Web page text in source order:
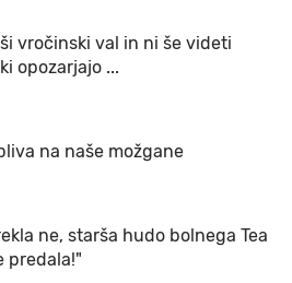
vročinski val in ni še videti
opozarjajo ...
na naše možgane
ne, starša hudo bolnega Tea
predala!"